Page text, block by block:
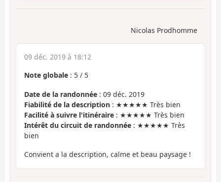
Nicolas Prodhomme
09 déc. 2019 à 18:12
Note globale : 5 / 5
Date de la randonnée : 09 déc. 2019
Fiabilité de la description : ★★★★★ Très bien
Facilité à suivre l'itinéraire : ★★★★★ Très bien
Intérêt du circuit de randonnée : ★★★★★ Très
bien
Convient a la description, calme et beau paysage !